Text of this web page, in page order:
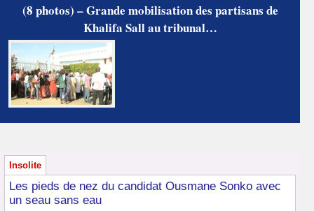
(8 photos) – Grande mobilisation des partisans de
Khalifa Sall au tribunal…
Insolite
Les pieds de nez du candidat Ousmane Sonko avec
un seau sans eau